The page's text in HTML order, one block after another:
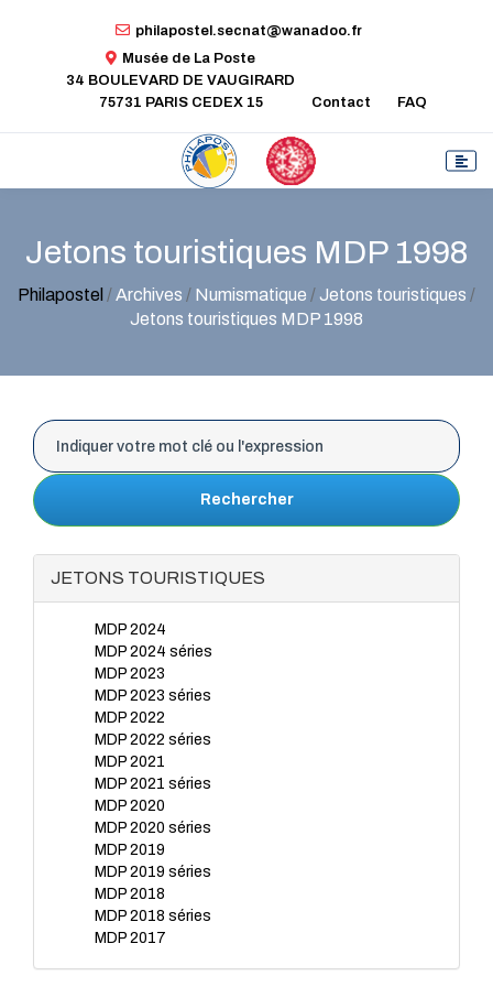
philapostel.secnat@wanadoo.fr
Musée de La Poste
34 BOULEVARD DE VAUGIRARD
75731 PARIS CEDEX 15
Contact FAQ
Jetons touristiques MDP 1998
Philapostel /Archives / Numismatique /Jetons touristiques /
Jetons touristiques MDP 1998
Rechercher
JETONS TOURISTIQUES
MDP 2024
MDP 2024 séries
MDP 2023
MDP 2023 séries
MDP 2022
MDP 2022 séries
MDP 2021
MDP 2021 séries
MDP 2020
MDP 2020 séries
MDP 2019
MDP 2019 séries
MDP 2018
MDP 2018 séries
MDP 2017